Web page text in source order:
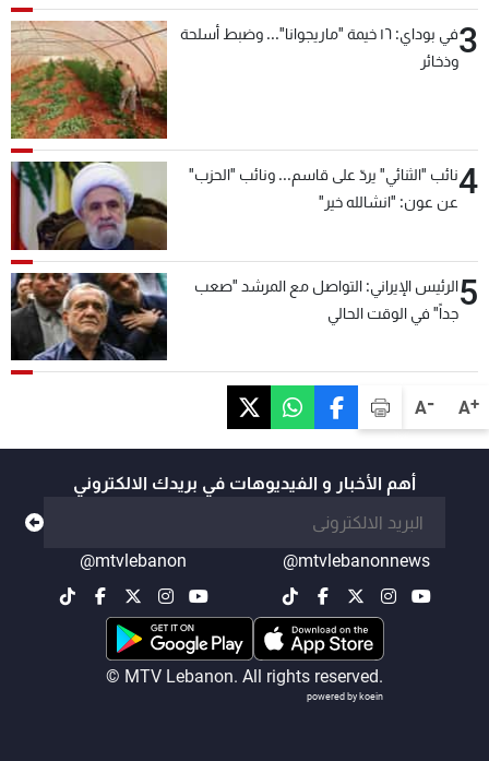
A+
A-
3
في بوداي: ١٦ خيمة "ماريجوانا"... وضبط أسلحة
وذخائر
4نائب "الثنائي" يردّ على قاسم... ونائب "الحزب"
عن عون: "انشالله خير"
5الرئيس الإيراني: التواصل مع المرشد "صعب
جداً" في الوقت الحالي
أهم الأخبار و الفيديوهات في بريدك الالكتروني
@mtvlebanonnews
@mtvlebanon
© MTV Lebanon. All rights reserved.
powered by koein